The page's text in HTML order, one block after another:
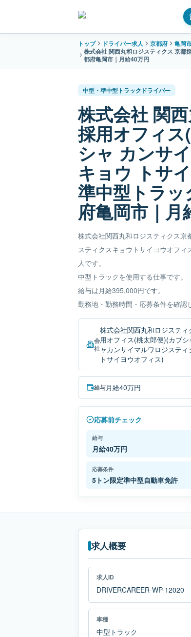
トップ ドライバー求人 京都府
亀岡
株式会社 関西丸和ロジスティクス 京都
都府亀岡市｜月給40万円
中型・準中型トラックドライバー
株式会社 関
採用オフィ
シャ カンサ
キョウ トサ
準中型トラ
府亀岡市｜月
株式会社関西丸和ロジスティクス
スティクスキョウトサイヨウオフ
人です。
中型トラックを使用する仕事です。
給与は月給395,000円です。
勤務地・勤務時間・応募条件を確認
会
社
株式会社関西丸和ロジスティ
用オフィス(桃太郎便)(カブシ
ャカンサイマルワロジスティ
トサイヨウオフィス)
給与月給40万円
応募前チェック
給与
月給40万円
応募条件
5トン限定準中型自動車免許
求人概要
求人ID
DRIVERCAREER-WP-12020
車種
中型トラック